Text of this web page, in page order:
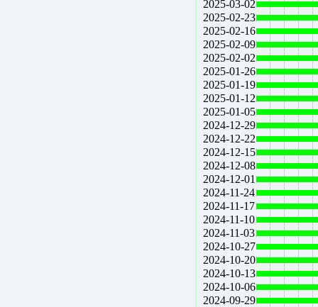
2025-03-02
2025-02-23
2025-02-16
2025-02-09
2025-02-02
2025-01-26
2025-01-19
2025-01-12
2025-01-05
2024-12-29
2024-12-22
2024-12-15
2024-12-08
2024-12-01
2024-11-24
2024-11-17
2024-11-10
2024-11-03
2024-10-27
2024-10-20
2024-10-13
2024-10-06
2024-09-29